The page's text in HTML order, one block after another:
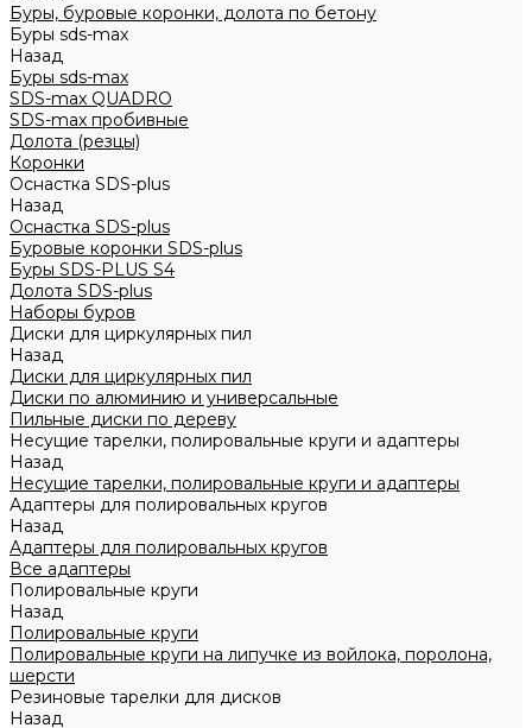
Буры, буровые коронки, долота по бетону
Буры sds-max
Назад
Буры sds-max
SDS-max QUADRO
SDS-max пробивные
Долота (резцы)
Коронки
Оснастка SDS-plus
Назад
Оснастка SDS-plus
Буровые коронки SDS-plus
Буры SDS-PLUS S4
Долота SDS-plus
Наборы буров
Диски для циркулярных пил
Назад
Диски для циркулярных пил
Диски по алюминию и универсальные
Пильные диски по дереву
Несущие тарелки, полировальные круги и адаптеры
Назад
Несущие тарелки, полировальные круги и адаптеры
Адаптеры для полировальных кругов
Назад
Адаптеры для полировальных кругов
Все адаптеры
Полировальные круги
Назад
Полировальные круги
Полировальные круги на липучке из войлока, поролона,
шерсти
Резиновые тарелки для дисков
Назад